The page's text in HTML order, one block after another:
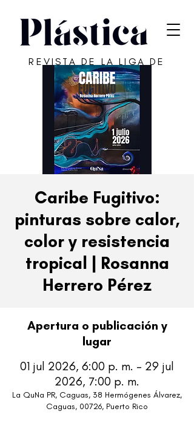
REVISTA DE LA LIGA DE
ARTE DE SAN JUAN
Caribe Fugitivo:
pinturas sobre calor,
color y resistencia
tropical | Rosanna
Herrero Pérez
Apertura o publicación y
lugar
01 jul 2026, 6:00 p. m. – 29 jul
2026, 7:00 p. m.
La QuNa PR, Caguas, 38 Hermógenes Álvarez,
Caguas, 00726, Puerto Rico